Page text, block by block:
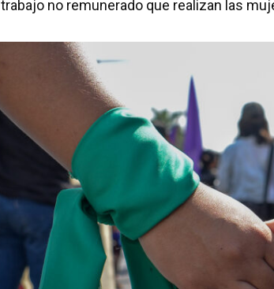
trabajo no remunerado que realizan las